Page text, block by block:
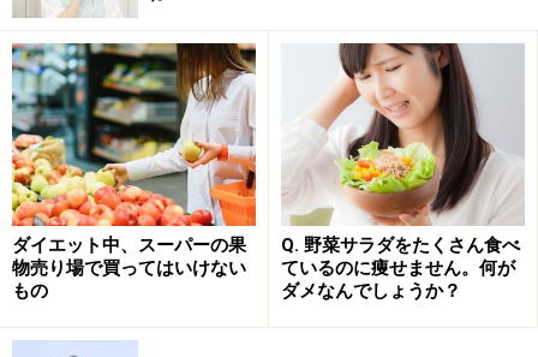
ル」は中鎖脂肪酸100％のオイルのことを言います。
中鎖脂肪酸には、栄養の吸収を高めつつ代謝を促し、身
体に蓄積された脂肪を分解して排出する働きがあるた
め、余分な脂肪や糖を吸収せずにエネルギー消費を速や
かに行うため、ダイエット効果が期待できます。
MCTオイルは消化がよく、血中脂質を増やしにくい性質
があるため、病院食でも使われており、特に、腎臓にト
す。
ダイエット中、スーパーの果
物売り場で買ってはいけない
もの
Q. 野菜サラダをたくさん食べ
ているのに痩せません。何が
ダメなんでしょうか？